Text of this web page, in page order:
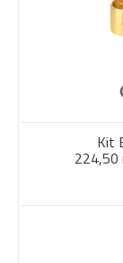
Kit
224,50